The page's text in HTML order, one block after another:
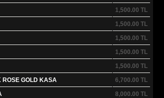
1,500.00 TL
1,500.00 TL
1,500.00 TL
1,500.00 TL
1,500.00 TL
ROSE GOLD KASA
6,700.00 TL
8,000.00 TL